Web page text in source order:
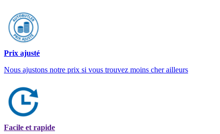
Prix ajusté
Nous ajustons notre prix si vous trouvez moins cher ailleurs
Facile et rapide